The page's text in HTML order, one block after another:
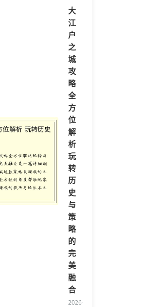
大
江
户
之
城
攻
略
全
方
位
解
析
玩
转
历
史
与
策
略
的
完
美
融
合
2026-08-05